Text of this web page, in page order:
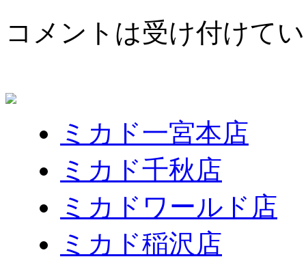
コメントは受け付けて
ミカド一宮本店
ミカド千秋店
ミカドワールド店
ミカド稲沢店